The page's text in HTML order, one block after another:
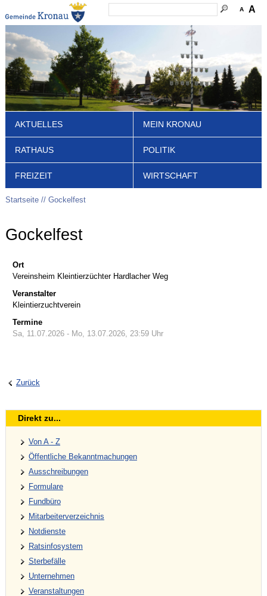
A A
AKTUELLES MEIN KRONAU
RATHAUS POLITIK
FREIZEIT WIRTSCHAFT
Startseite Gockelfest
Gockelfest
Ort
Vereinsheim Kleintierzüchter Hardlacher Weg
Veranstalter
Kleintierzuchtverein
Termine
Sa, 11.07.2026- Mo, 13.07.2026, 23:59 Uhr
Zurück
Direkt zu...
Von A - Z
Öffentliche Bekanntmachungen
Ausschreibungen
Formulare
Fundbüro
Mitarbeiterverzeichnis
Notdienste
Ratsinfosystem
Sterbefälle
Unternehmen
Veranstaltungen